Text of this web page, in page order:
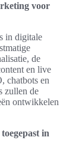
voor
in digitale
de
en live
chatbots en
zullen de
ontwikkelen
in